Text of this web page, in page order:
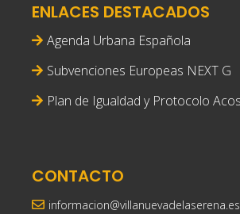
ENLACES DESTACADOS
Agenda Urbana Española
Subvenciones Europeas NEXT G
Plan de Igualdad y Protocolo
CONTACTO
informacion@villanuevadelaserena.es